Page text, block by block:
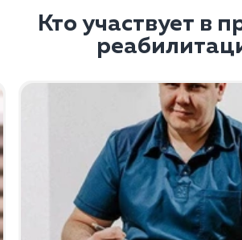
Кто участвует в